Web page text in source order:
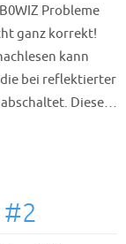
Probleme
ganz korrekt!
kann
bei reflektierter
Diese…